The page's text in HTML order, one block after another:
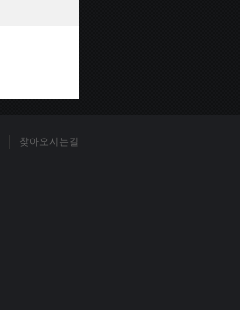
찾아오시는길